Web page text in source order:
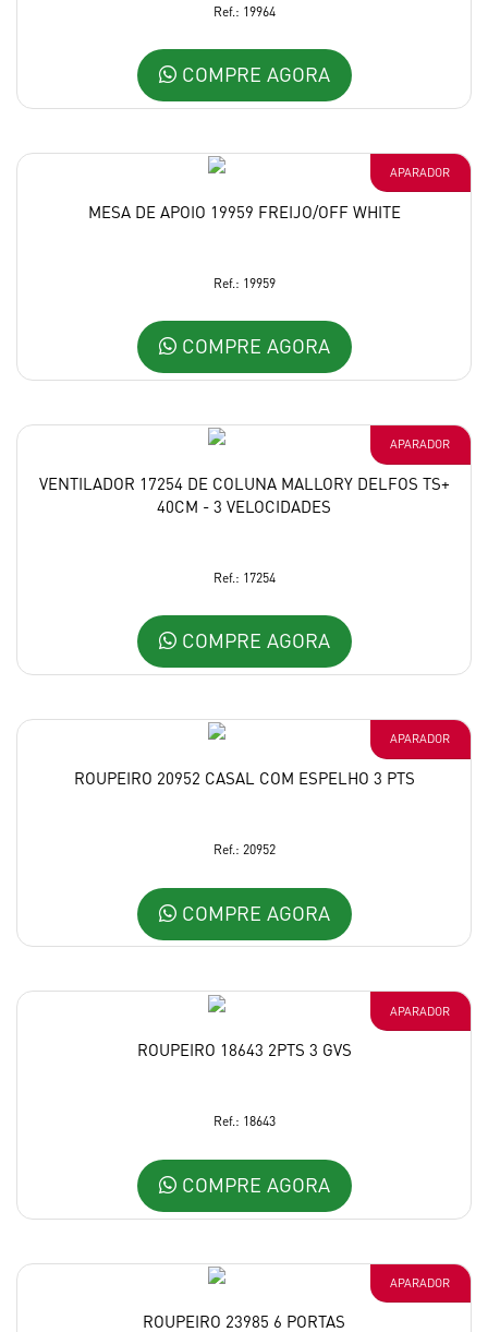
Ref.: 19964
COMPRE AGORA
APARADOR
MESA DE APOIO 19959 FREIJO/OFF WHITE
Ref.: 19959
COMPRE AGORA
APARADOR
VENTILADOR 17254 DE COLUNA MALLORY DELFOS TS+
40CM - 3 VELOCIDADES
Ref.: 17254
COMPRE AGORA
APARADOR
ROUPEIRO 20952 CASAL COM ESPELHO 3 PTS
Ref.: 20952
COMPRE AGORA
APARADOR
ROUPEIRO 18643 2PTS 3 GVS
Ref.: 18643
COMPRE AGORA
APARADOR
ROUPEIRO 23985 6 PORTAS